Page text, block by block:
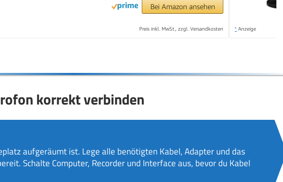
Bei Amazon ansehen
Preis inkl. MwSt., zzgl. Versandkosten * Anzeige
korrekt verbinden
aufgeräumt ist. Lege alle benötigten Kabel, Adapter und das
Schalte Computer, Recorder und Interface aus, bevor du Kabel